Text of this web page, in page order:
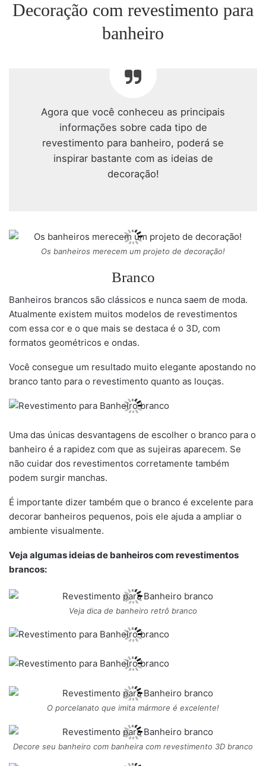
Decoração com revestimento para
banheiro
Agora que você conheceu as principais
informações sobre cada tipo de
revestimento para banheiro, poderá se
inspirar bastante com as ideias de
decoração!
Os banheiros merecem um projeto de decoração!
Branco
Banheiros brancos são clássicos e nunca saem de moda.
Atualmente existem muitos modelos de revestimentos
com essa cor e o que mais se destaca é o 3D, com
formatos geométricos e ondas.
Você consegue um resultado muito elegante apostando no
branco tanto para o revestimento quanto as louças.
Uma das únicas desvantagens de escolher o branco para o
banheiro é a rapidez com que as sujeiras aparecem. Se
não cuidar dos revestimentos corretamente também
podem surgir manchas.
É importante dizer também que o branco é excelente para
decorar banheiros pequenos, pois ele ajuda a ampliar o
ambiente visualmente.
Veja algumas ideias de banheiros com revestimentos
brancos:
Veja dica de banheiro retrô branco
O porcelanato que imita mármore é excelente!
Decore seu banheiro com banheira com revestimento 3D branco